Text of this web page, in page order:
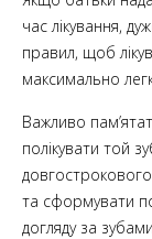
час лікування,
правил, щоб
максимально
Важливо
полікувати той
та сформувати
догляду за